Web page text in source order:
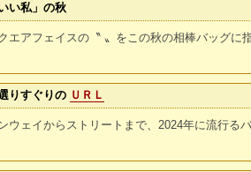
い私」の秋
エアフェイスの〝 〟をこの秋の相棒バッグに
りすぐりの ＵＲＬ
ウェイからストリートまで、2024年に流行る